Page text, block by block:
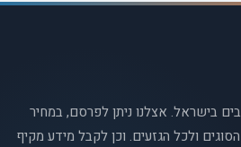
בישראל. אצלנו ניתן לפרסם, במחיר
ולכל הגזעים. וכן לקבל מידע מקיף